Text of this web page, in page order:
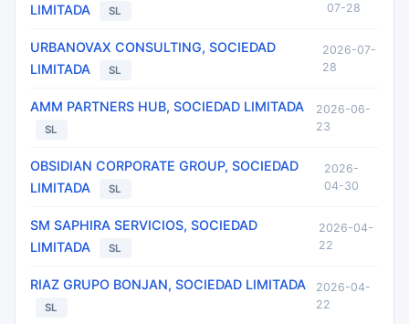
LIMITADA
SL
07-28
URBANOVAX CONSULTING, SOCIEDAD
LIMITADA
SL
2026-07-
28
AMM PARTNERS HUB, SOCIEDAD LIMITADA
SL
2026-06-
23
OBSIDIAN CORPORATE GROUP, SOCIEDAD
LIMITADA
SL
2026-
04-30
SM SAPHIRA SERVICIOS, SOCIEDAD
LIMITADA
SL
2026-04-
22
RIAZ GRUPO BONJAN, SOCIEDAD LIMITADA
SL
2026-04-
22